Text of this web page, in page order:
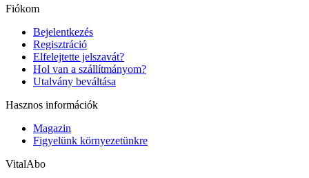
Fiókom
Bejelentkezés
Regisztráció
Elfelejtette jelszavát?
Hol van a szállítmányom?
Utalvány beváltása
Hasznos információk
Magazin
Figyelünk környezetünkre
VitalAbo